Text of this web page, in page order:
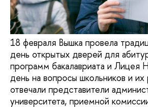
18 февраля Вышка провела
день открытых дверей для
программ бакалавриата и
день на вопросы школьников и
отвечали представители
университета, приемной